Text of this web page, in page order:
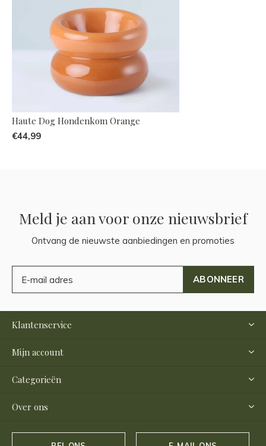
Haute Dog Hondenkom Orange
€44,99
Meld je aan voor onze nieuwsbrief
Ontvang de nieuwste aanbiedingen en promoties
ABONNEER
Klantenservice
Mijn account
Categorieën
Over ons